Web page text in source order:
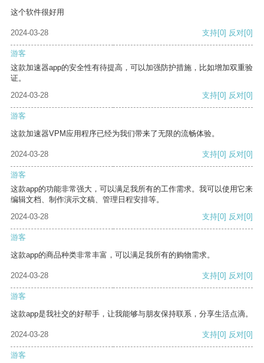
这个软件很好用
2024-03-28 支持[0] 反对[0]
游客
这款加速器app的安全性有待提高，可以加强防护措施，比如增加双重验
证。
2024-03-28
支持[0] 反对[0]
游客
这款加速器VPM应用程序已经为我们带来了无限的流畅体验。
2024-03-28 支持[0] 反对[0]
游客
这款app的功能非常强大，可以满足我所有的工作需求。我可以使用它来
编辑文档、制作演示文稿、管理日程安排等。
2024-03-28
支持[0] 反对[0]
游客
这款app的商品种类非常丰富，可以满足我所有的购物需求。
2024-03-28 支持[0] 反对[0]
游客
这款app是我社交的好帮手，让我能够与朋友保持联系，分享生活点滴。
2024-03-28 支持[0] 反对[0]
游客